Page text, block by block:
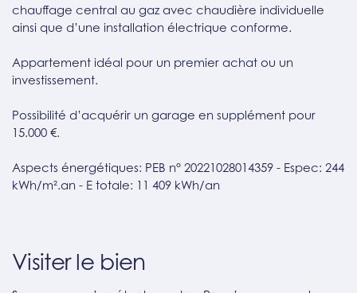
chauffage central au gaz avec chaudière individuelle
ainsi que d’une installation électrique conforme.
Appartement idéal pour un premier achat ou un
investissement.
Possibilité d’acquérir un garage en supplément pour
15.000 €.
Aspects énergétiques: PEB n° 20221028014359 - Espec: 244
kWh/m².an - E totale: 11 409 kWh/an
Visiter le bien